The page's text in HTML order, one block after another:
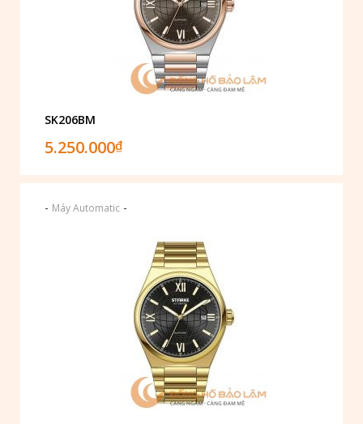
SK206BM
5.250.000₫
- Máy Automatic -